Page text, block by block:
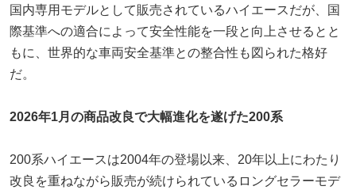
国内専用モデルとして販売されているハイエースだが、国
際基準への適合によって安全性能を一段と向上させるとと
もに、世界的な車両安全基準との整合性も図られた格好
だ。
2026年1月の商品改良で大幅進化を遂げた200系
200系ハイエースは2004年の登場以来、20年以上にわたり
改良を重ねながら販売が続けられているロングセラーモデ